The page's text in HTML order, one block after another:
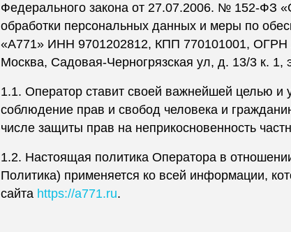
Федерального закона от 27.07.2006. № 152-ФЗ
обработки персональных данных и меры по
«А771» ИНН 9701202812, КПП 770101001, ОГРН
Москва, Садовая-Черногрязская ул, д. 13/3 к.
1.1. Оператор ставит своей важнейшей целью и
соблюдение прав и свобод человека и
числе защиты прав на неприкосновенность
1.2. Настоящая политика Оператора в
Политика) применяется ко всей информации,
сайта https://a771.ru.